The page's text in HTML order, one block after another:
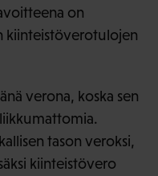
on
kiinteistöverotulojen
verona, koska sen
tason veroksi,
kiinteistövero